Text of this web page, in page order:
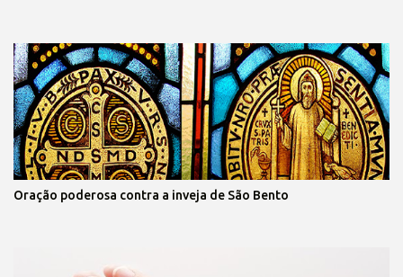
Oração poderosa contra a inveja de São Bento